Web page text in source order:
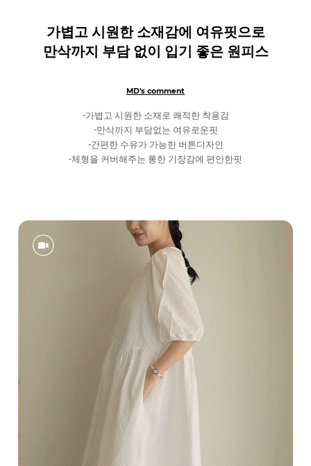
가볍고 시원한 소재감에 여유핏으로
만삭까지 부담 없이 입기 좋은 원피스
MD's comment
-가볍고 시원한 소재로 쾌적한 착용감
-만삭까지 부담없는 여유로운핏
-간편한 수유가 가능한 버튼디자인
-체형을 커버해주는 롱한 기장감에 편안한핏